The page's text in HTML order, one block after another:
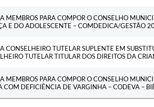
MEMBROS PARA COMPOR O CONSELHO
E DO ADOLESCENTE – COMDEDICA/GESTÃO
CONSELHEIRO TUTELAR SUPLENTE EM
TUTELAR TITULAR DOS DIREITOS DA
MEMBROS PARA COMPOR O CONSELHO
COM DEFICIÊNCIA DE VARGINHA – CODEVA –